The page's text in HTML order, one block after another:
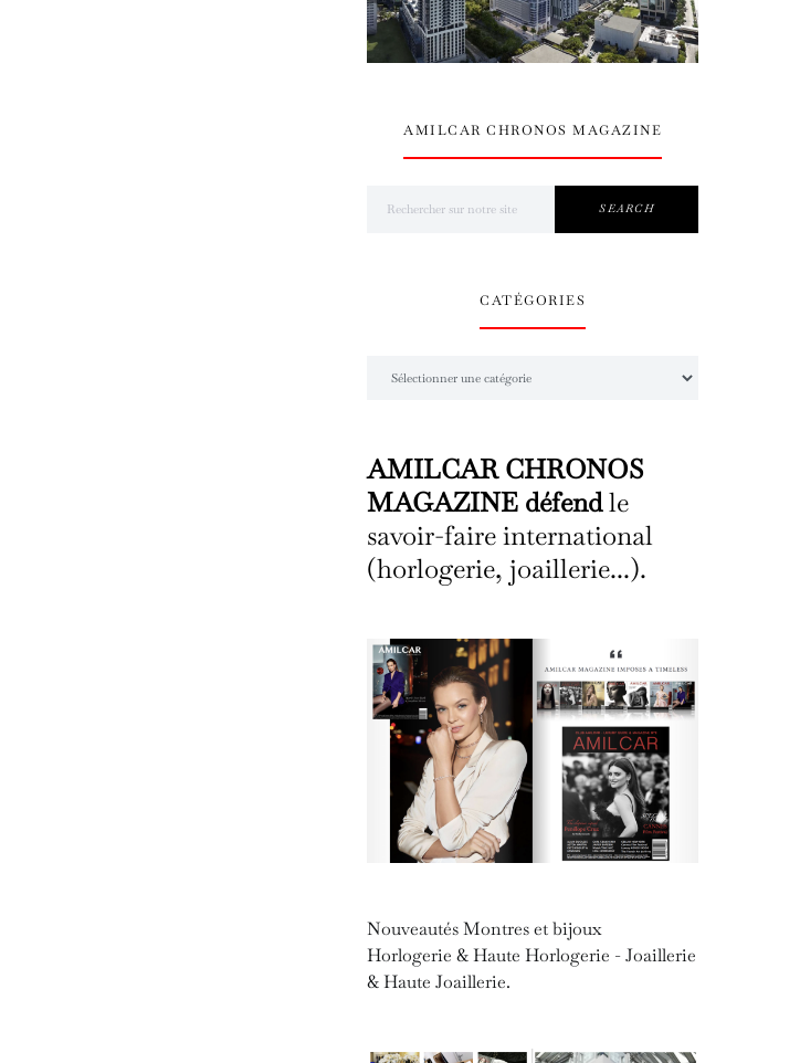
AMILCAR CHRONOS MAGAZINE
SEARCH
CATÉGORIES
AMILCAR CHRONOS
MAGAZINE défendle
savoir-faire international
(horlogerie, joaillerie...).
Nouveautés Montres et bijoux
Horlogerie & Haute Horlogerie - Joaillerie
& Haute Joaillerie.